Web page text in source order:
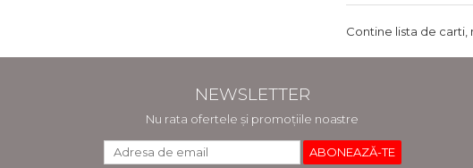
Contine lista de carti,
NEWSLETTER
Nu rata ofertele și promoțiile noastre